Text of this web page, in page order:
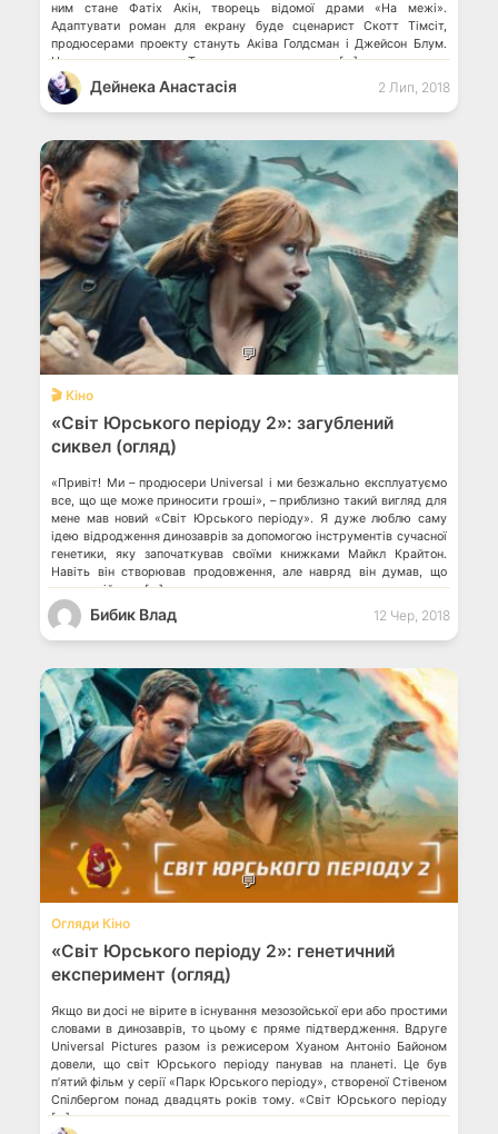
ним стане Фатіх Акін, творець відомої драми «На межі».
Адаптувати роман для екрану буде сценарист Скотт Тімсіт,
продюсерами проекту стануть Аківа Голдсман і Джейсон Блум.
Нагадаємо, що роман «Та, що породжує вогонь» […]
Дейнека Анастасiя 2 Лип, 2018
💬
🎬 Кіно
«Світ Юрського періоду 2»: загублений
сиквел (огляд)
«Привіт! Ми – продюсери Universal і ми безжально експлуатуємо
все, що ще може приносити гроші», – приблизно такий вигляд для
мене мав новий «Світ Юрського періоду». Я дуже люблю саму
ідею відродження динозаврів за допомогою інструментів сучасної
генетики, яку започаткував своїми книжками Майкл Крайтон.
Навіть він створював продовження, але навряд він думав, що
справи дійдуть […]
Бибик Влад 12 Чер, 2018
💬
Огляди Кіно
«Світ Юрського періоду 2»: генетичний
експеримент (огляд)
Якщо ви досі не вірите в існування мезозойської ери або простими
словами в динозаврів, то цьому є пряме підтвердження. Вдруге
Universal Pictures разом із режисером Хуаном Антоніо Байоном
довели, що світ Юрського періоду панував на планеті. Це був
п’ятий фільм у серії «Парк Юрського періоду», створеної Стівеном
Спілбергом понад двадцять років тому. «Світ Юрського періоду
[…]